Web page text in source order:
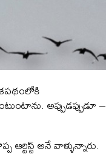
అప్పుడప్పుడూ –
ఆర్టిస్ట్ అనే వాళ్ళున్నారు.